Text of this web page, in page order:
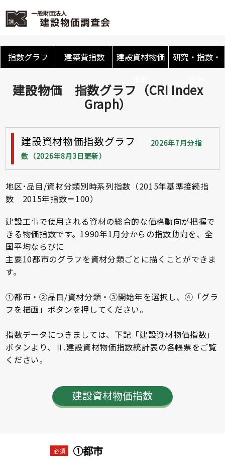
指数グラフ 建築費指数
建設資材物価
研究・指数・
建設物価 指数グラフ（CRI Index
Graph）
建設資材物価指数グラフ
2026年7月分指
数（2026年8月3日更新）
地区･品目/資材分類別時系列指数（2015年基準接続指
数 2015年指数＝100）
建設工事で使用される資材の総合的な価格動向が把握で
きる物価指数です。1990年1月分からの指数動向を、全
国平均ならびに
主要10都市のグラフを資材分類ごとに描くことができま
す。
①都市・②品目/資材分類・③開始年を選択し、④「グラ
フを描画」ボタンを押してください。
指数データにつきましては、下記「建設資材物価指数」
ボタンより、Ⅱ.建設資材物価指数統計表の各帳票をご覧
ください。
建設資材物価指数
必須 ①都市